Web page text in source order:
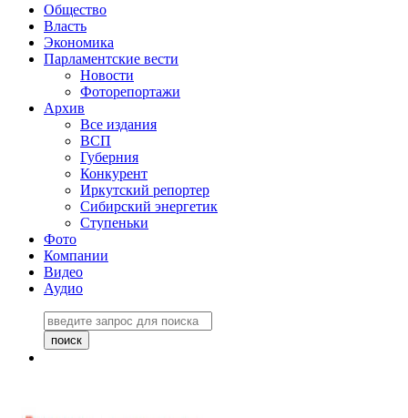
Общество
Власть
Экономика
Парламентские вести
Новости
Фоторепортажи
Архив
Все издания
ВСП
Губерния
Конкурент
Иркутский репортер
Сибирский энергетик
Ступеньки
Фото
Компании
Видео
Аудио